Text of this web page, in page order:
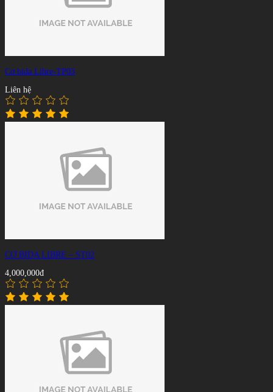
Cơ bida Libre-TP03
Liên hệ
CƠ BIDA LIBRE – ST02
4,000,000đ